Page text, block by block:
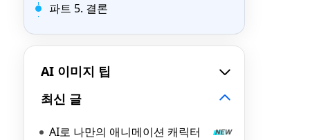
파트 5. 결론
AI 이미지 팁
최신 글
AI로 나만의 애니메이션 캐릭터